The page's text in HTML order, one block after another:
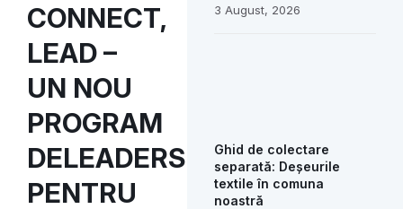
CONNECT,
LEAD –
UN NOU
PROGRAM
DELEADERSHIP
PENTRU
3 August, 2026
Ghid de colectare
separată: Deșeurile
textile în comuna
noastră